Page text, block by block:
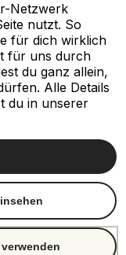
Netzwerk
nutzt. So
für dich wirklich
für uns durch
du ganz allein,
Alle Details
du in unserer